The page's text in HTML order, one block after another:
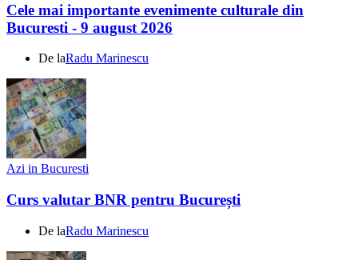
Cele mai importante evenimente culturale din
Bucuresti - 9 august 2026
De laRadu Marinescu
Azi in Bucuresti
Curs valutar BNR pentru București
De laRadu Marinescu